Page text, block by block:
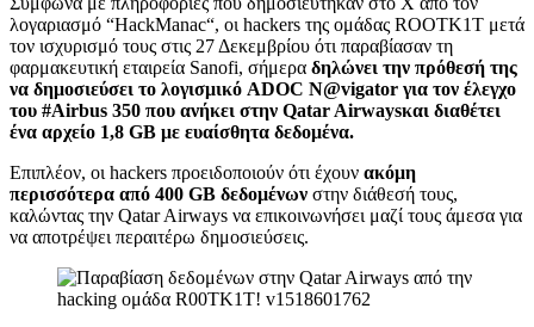
λογαριασμό “HackManac“, οι hackers της ομάδας ROOTK1T μετά
τον ισχυρισμό τους στις 27 Δεκεμβρίου ότι παραβίασαν τη
φαρμακευτική εταιρεία Sanofi, σήμερα δηλώνει την πρόθεσή της
να δημοσιεύσει το λογισμικό ADOC N@vigator για τον έλεγχο
του #Airbus 350 που ανήκει στην Qatar Airwaysκαι διαθέτει
ένα αρχείο 1,8 GB με ευαίσθητα δεδομένα.
Επιπλέον, οι hackers προειδοποιούν ότι έχουν ακόμη
περισσότερα από 400 GB δεδομένων στην διάθεσή τους,
καλώντας την Qatar Airways να επικοινωνήσει μαζί τους άμεσα για
να αποτρέψει περαιτέρω δημοσιεύσεις.